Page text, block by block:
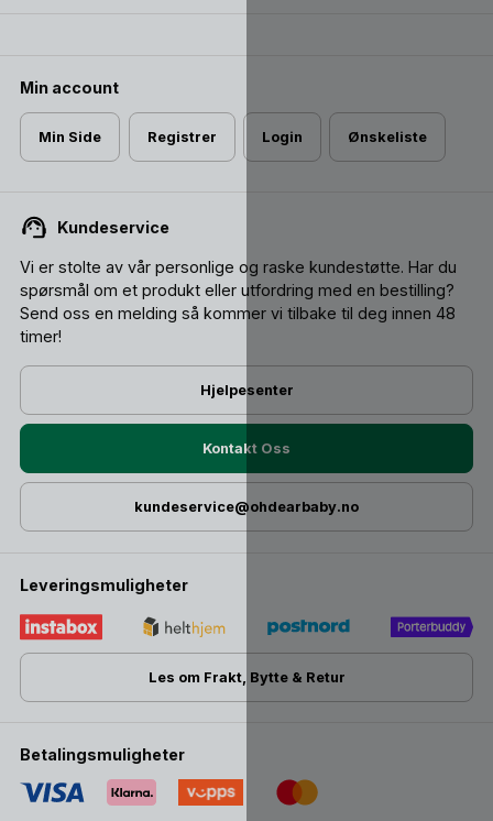
Min account
Min Side Registrer Login Ønskeliste
Kundeservice
Vi er stolte av vår personlige og raske kundestøtte. Har du
spørsmål om et produkt eller utfordring med en bestilling?
Send oss ​​en melding så kommer vi tilbake til deg innen 48
timer!
Hjelpesenter
Kontakt Oss
kundeservice@ohdearbaby.no
Leveringsmuligheter
Les om Frakt, Bytte & Retur
Betalingsmuligheter